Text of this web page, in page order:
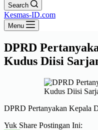
Search
Kesmas-ID.com
Menu
DPRD
Kudus Diisi
DPRD Pertanyakan Kepala
Yuk Share Postingan Ini: